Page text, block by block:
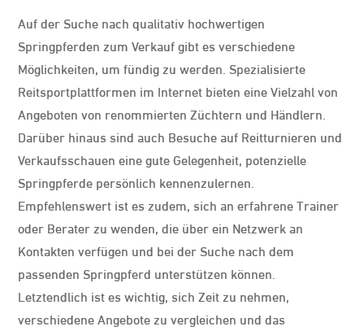
Auf der Suche nach qualitativ hochwertigen
Springpferden zum Verkauf gibt es verschiedene
Möglichkeiten, um fündig zu werden. Spezialisierte
Reitsportplattformen im Internet bieten eine Vielzahl von
Angeboten von renommierten Züchtern und Händlern.
Darüber hinaus sind auch Besuche auf Reitturnieren und
Verkaufsschauen eine gute Gelegenheit, potenzielle
Springpferde persönlich kennenzulernen.
Empfehlenswert ist es zudem, sich an erfahrene Trainer
oder Berater zu wenden, die über ein Netzwerk an
Kontakten verfügen und bei der Suche nach dem
passenden Springpferd unterstützen können.
Letztendlich ist es wichtig, sich Zeit zu nehmen,
verschiedene Angebote zu vergleichen und das